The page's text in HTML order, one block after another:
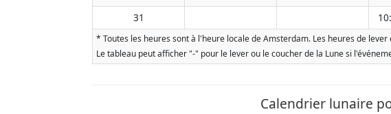
31
* Toutes les heures sont à l'heure locale de Amsterdam. Les heures de
Le tableau peut afficher "-" pour le lever ou le coucher de la Lune si
Calendrier lunaire